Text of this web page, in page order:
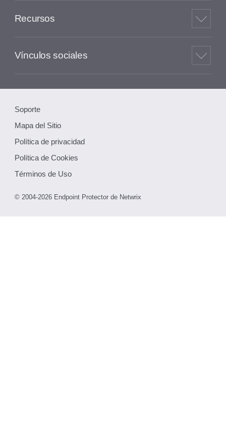
Recursos
Vínculos sociales
© 2004-2026 Endpoint Protector de Netwrix
Soporte
Mapa del Sitio
Política de privacidad
Política de Cookies
Términos de Uso